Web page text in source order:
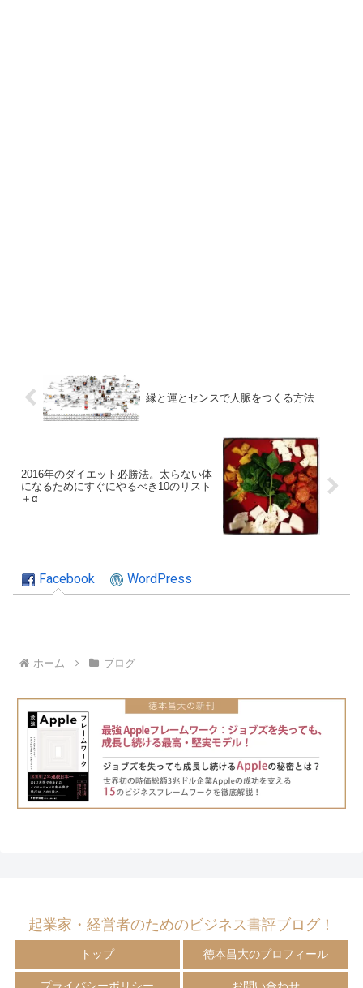
縁と運とセンスで人脈をつくる方法
2016年のダイエット必勝法。太らない体
になるためにすぐにやるべき10のリスト
＋α
Facebook WordPress
ホーム ブログ
起業家・経営者のためのビジネス書評ブログ！
トップ 徳本昌大のプロフィール